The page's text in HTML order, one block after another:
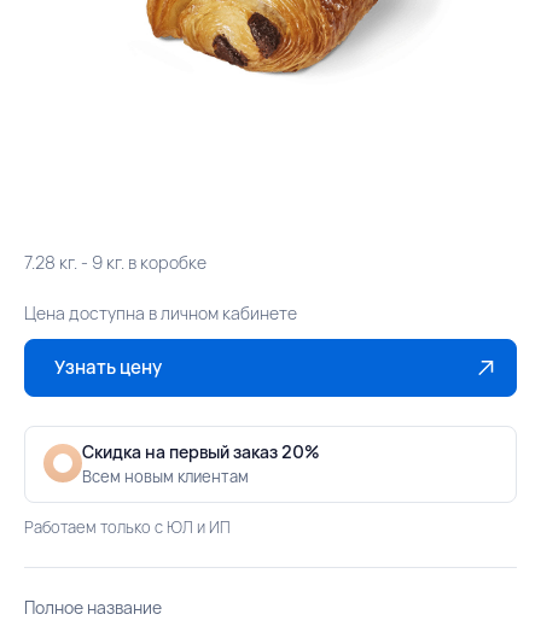
7.28 кг. - 9 кг. в коробке
Цена доступна в личном кабинете
Узнать цену
Скидка на первый заказ 20%
Всем новым клиентам
Работаем только с ЮЛ и ИП
Полное название